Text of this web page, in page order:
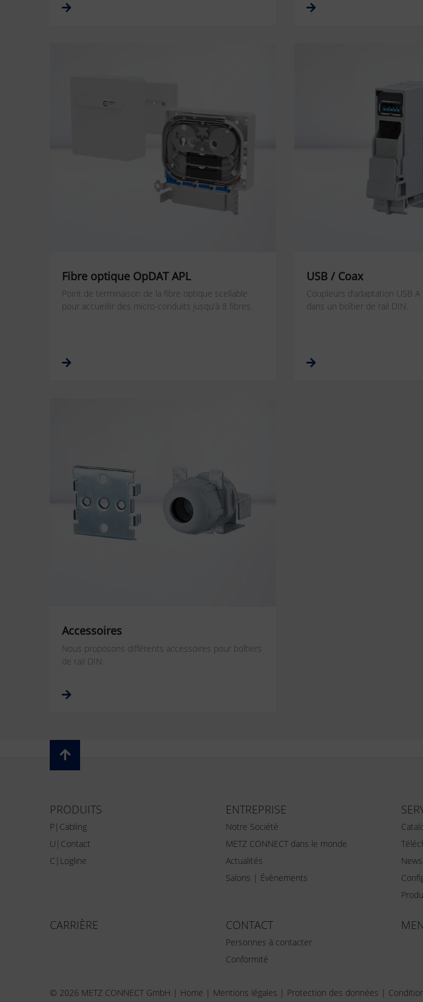
Fibre optique OpDAT APL
Point de terminaison de la fibre optique scellable
pour accueillir des micro-conduits jusqu'à 8 fibres.
USB / Coax
Coupleurs d’adaptation USB
dans un boîtier de rail DIN.
Accessoires
Nous proposons différents accessoires pour boîtiers
de rail DIN.
PRODUITS
P|Cabling
U|Contact
C|Logline
ENTREPRISE
Notre Société
METZ CONNECT dans le monde
Actualités
Salons | Évènements
CARRIÈRE CONTACT
Personnes à contacter
Conformité
© 2026 METZ CONNECT GmbH | Home | Mentions légales | Protection des données |